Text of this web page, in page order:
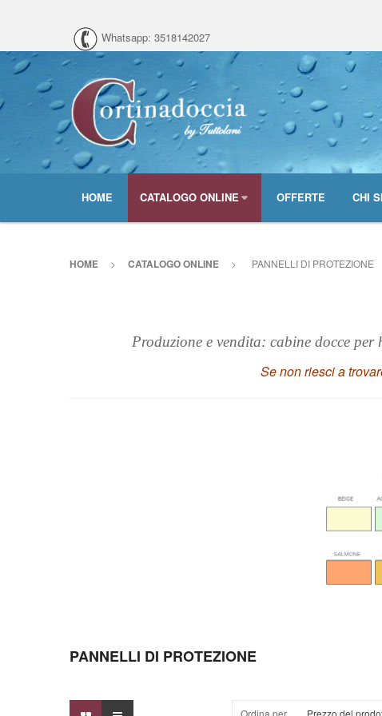
Whatsapp: 3518142027
HOME CATALOGO ONLINE OFFERTE CHI
HOME > CATALOGO ONLINE > PANNELLI DI PROTEZIONE
Produzione e vendita: cabine docce per
Se non riesci a
PANNELLI DI PROTEZIONE